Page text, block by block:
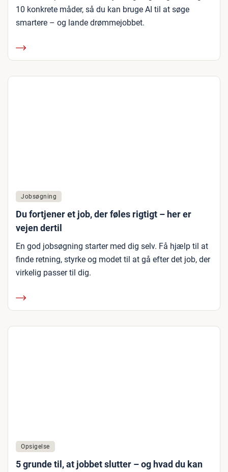
10 konkrete måder, så du kan bruge AI til at søge
smartere – og lande drømmejobbet.
Jobsøgning
Du fortjener et job, der føles rigtigt – her er
vejen dertil
En god jobsøgning starter med dig selv. Få hjælp til at
finde retning, styrke og modet til at gå efter det job, der
virkelig passer til dig.
Opsigelse
5 grunde til, at jobbet slutter – og hvad du kan